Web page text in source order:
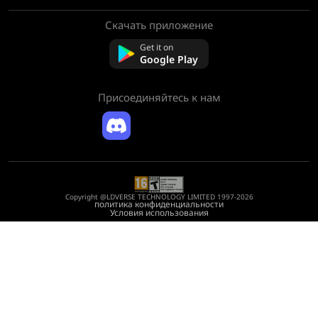
Часто задаваемые вопросы
Скачать приложение
Get it on
Google Play
Присоединяйтесь к нам
Copyright @LDVERSE TECHNOLOGY LIMITED 1997-2026
политика конфиденциальности
Условия использования
Registration Number: 75522164